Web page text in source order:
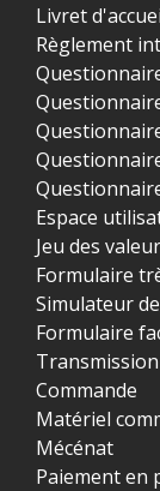
Livret
Règlement
Espace
Jeu des
Formulaire
Simulateur
Formulaire
Commande
Matériel
Mécénat
Paiement en